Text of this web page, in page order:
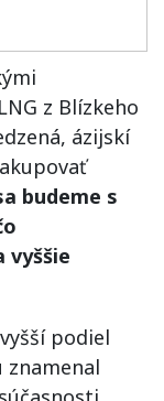
z Blízkeho
ázijskí
budeme s
vyššie
podiel